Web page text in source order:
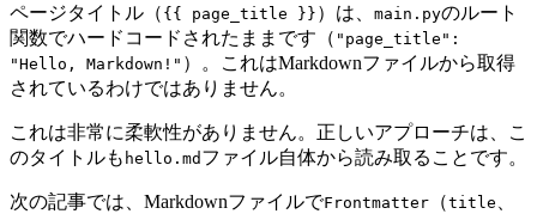
ページタイトル（ {{ page_title }} ）は、 main.pyのルート
関数でハードコードされたままです（ "page_title":
"Hello, Markdown!" ）。これはMarkdownファイルから取得
されているわけではありません。
これは非常に柔軟性がありません。正しいアプローチは、こ
のタイトルも hello.md ファイル自体から読み取ることです。
次の記事では、MarkdownファイルでFrontmatter （title